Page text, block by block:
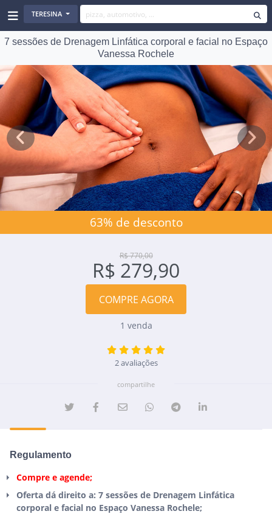
TERESINA
7 sessões de Drenagem Linfática corporal e facial no Espaço
Vanessa Rochele
Previous Next
63% de desconto
R$ 770,00
R$ 279,90
COMPRE AGORA
1 venda
2 avaliações
compartilhe
Regulamento
Compre e agende;
Oferta dá direito a: 7 sessões de Drenagem Linfática
corporal e facial no Espaço Vanessa Rochele;